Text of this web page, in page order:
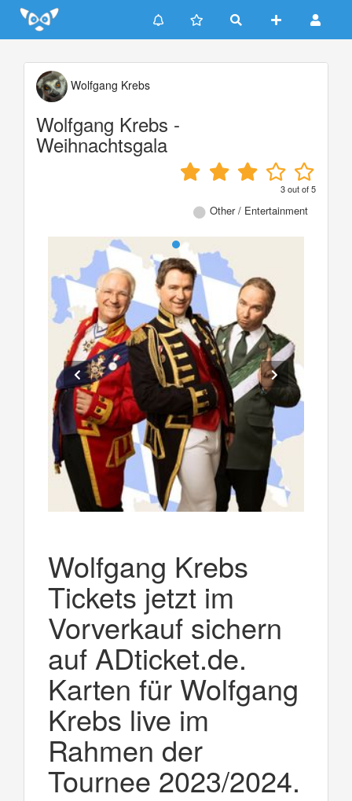
Update cookies preferences
Wolfgang Krebs
Wolfgang Krebs -
Weihnachtsgala
3out of5
Other / Entertainment
Wolfgang Krebs
Tickets jetzt im
Vorverkauf sichern
auf ADticket.de.
Karten für Wolfgang
Krebs live im
Rahmen der
Tournee 2023/2024.